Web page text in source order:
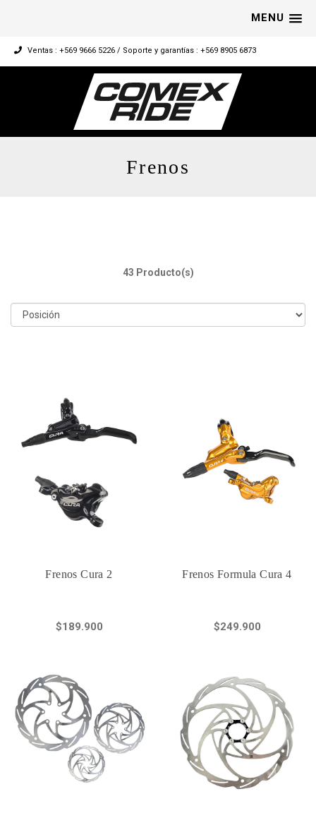
MENU
Ventas : +569 9666 5226 / Soporte y garantías : +569 8905 6873
Frenos
43 Producto(s)
Frenos Cura 2
$189.900
Frenos Formula Cura 4
$249.900